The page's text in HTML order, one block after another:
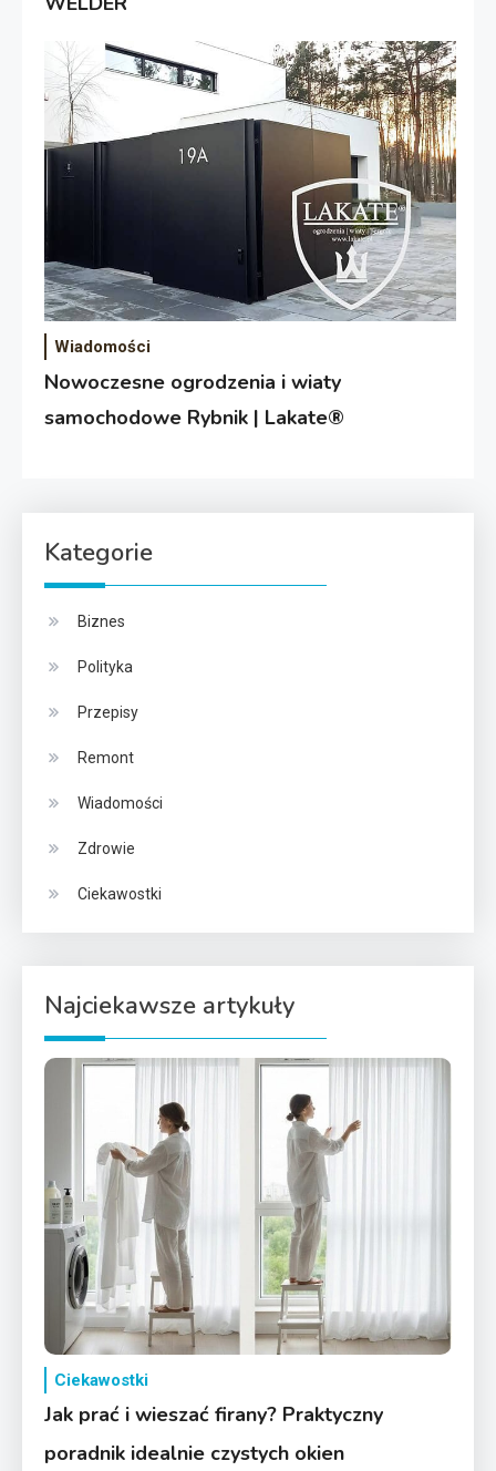
Wiadomości
Nowoczesne ogrodzenia i wiaty
samochodowe Rybnik | Lakate®
Kategorie
Biznes
Polityka
Przepisy
Remont
Wiadomości
Zdrowie
Ciekawostki
Najciekawsze artykuły
Ciekawostki
Jak prać i wieszać firany? Praktyczny
poradnik idealnie czystych okien